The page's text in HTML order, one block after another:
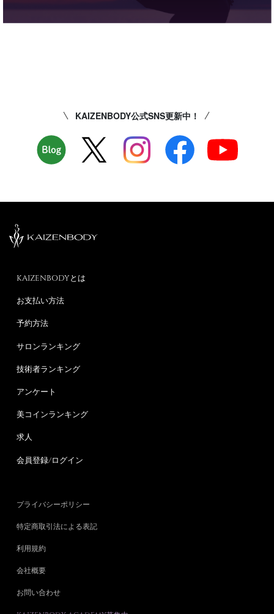
KAIZENBODY公式SNS更新中！
KAIZENBODYとは
お支払い方法
予約方法
サロンランキング
技術者ランキング
アンケート
美コインランキング
求人
会員登録/ログイン
プライバシーポリシー
特定商取引法による表記
利用規約
会社概要
お問い合わせ